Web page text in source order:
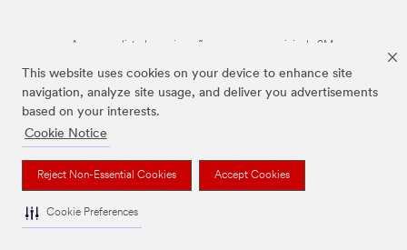
This website uses cookies on your device to enhance site
navigation, analyze site usage, and deliver you advertisements
based on your interests.
Cookie Notice
Reject Non-Essential Cookies Accept Cookies
Cookie Preferences
As marcas listadas a cima são marcas comerciais da 3M.